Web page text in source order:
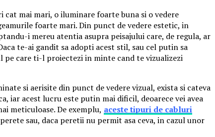
cat mai mari, o iluminare foarte buna si o vedere
foarte mari. Din punct de vedere estetic, in
i mereu atentia asupra peisajului care, de regula, ar
te-ai gandit sa adopti acest stil, sau cel putin sa
pe care ti-l proiectezi in minte cand te vizualizezi
si aerisite din punct de vedere vizual, exista si cateva
acest lucru este putin mai dificil, deoarece vei avea
meticuloase. De exemplu, aceste tipuri de cabluri
sau, daca peretii nu permit asa ceva, in cazul unor